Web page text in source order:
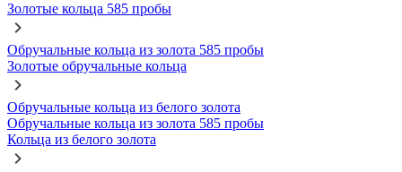
Золотые кольца 585 пробы
Обручальные кольца из золота 585 пробы
Золотые обручальные кольца
Обручальные кольца из белого золота
Обручальные кольца из золота 585 пробы
Кольца из белого золота